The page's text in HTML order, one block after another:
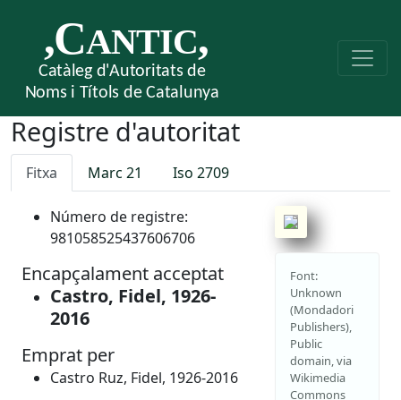
Registre d'autoritat
Fitxa Marc 21 Iso 2709
Número de registre:
981058525437606706
Encapçalament acceptat
Castro, Fidel, 1926-
2016
Emprat per
Castro Ruz, Fidel, 1926-2016
Font:
Unknown
(Mondadori
Publishers),
Public
domain, via
Wikimedia
Commons